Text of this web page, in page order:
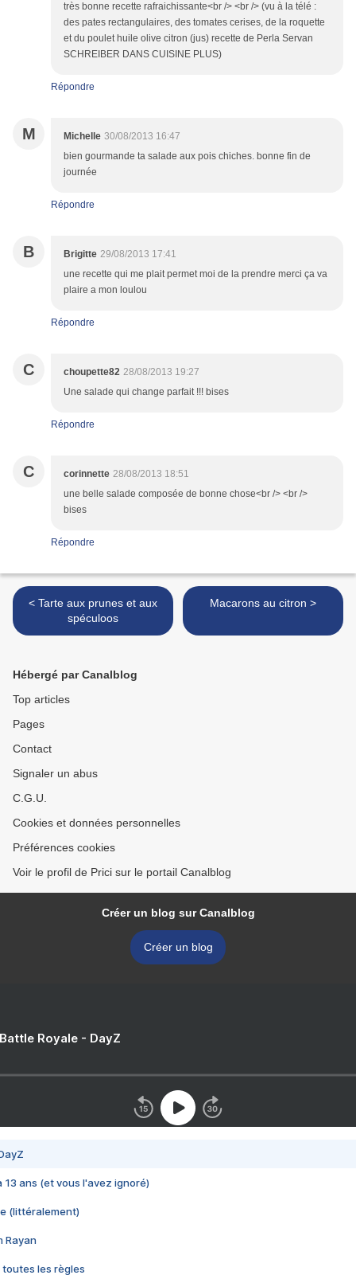
très bonne recette rafraichissante<br /> <br /> (vu à la télé :
des pates rectangulaires, des tomates cerises, de la roquette
et du poulet huile olive citron (jus) recette de Perla Servan
SCHREIBER DANS CUISINE PLUS)
Répondre
M Michelle 30/08/2013 16:47
bien gourmande ta salade aux pois chiches. bonne fin de
journée
Répondre
B Brigitte 29/08/2013 17:41
une recette qui me plait permet moi de la prendre merci ça va
plaire a mon loulou
Répondre
C choupette82 28/08/2013 19:27
Une salade qui change parfait !!! bises
Répondre
C corinnette 28/08/2013 18:51
une belle salade composée de bonne chose<br /> <br />
bises
Répondre
< Tarte aux prunes et aux
spéculoos
Macarons au citron >
Hébergé par Canalblog
Top articles
Pages
Contact
Signaler un abus
C.G.U.
Cookies et données personnelles
Préférences cookies
Voir le profil de Prici sur le portail Canalblog
Créer un blog sur Canalblog
Créer un blog
Royale - DayZ
13 ans (et vous l'avez ignoré)
(littéralement)
Rayan
toutes les règles